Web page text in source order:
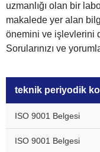
teknik periyodik
ISO 9001 Belgesi
ISO 9001 Belgesi
uzmanlığı olan bir
makalede yer alan
önemini ve işlevlerini
Sorularınızı ve